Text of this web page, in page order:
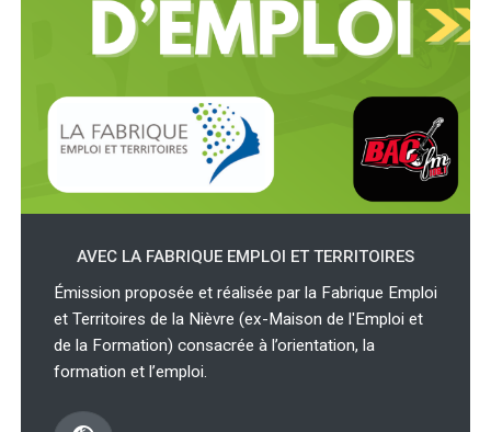
AVEC LA FABRIQUE EMPLOI ET TERRITOIRES
Émission proposée et réalisée par la Fabrique Emploi
et Territoires de la Nièvre (ex-Maison de l'Emploi et
de la Formation) consacrée à l’orientation, la
formation et l’emploi.